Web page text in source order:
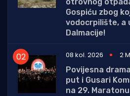
otrovnog
Gospiću zbog
vodocrpilište, a
Dalmacije!
08 kol. 2026
2
Povijesna
put i Gusari
na 29.